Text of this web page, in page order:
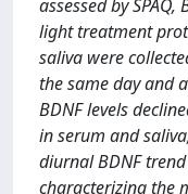
assessed by SPAQ,
light treatment
saliva were
the same day and
BDNF levels
in serum and
diurnal BDNF
characterizing the